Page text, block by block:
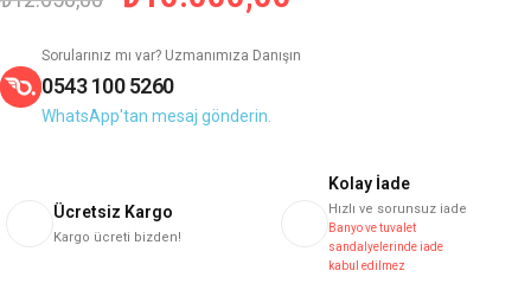
Sorularınız mı var? Uzmanımıza Danışın
0543 100 5260
WhatsApp'tan mesaj gönderin.
Ücretsiz Kargo
Kargo ücreti bizden!
Kolay İade
Hızlı ve sorunsuz iade
Banyo ve tuvalet
sandalyelerinde iade
kabul edilmez